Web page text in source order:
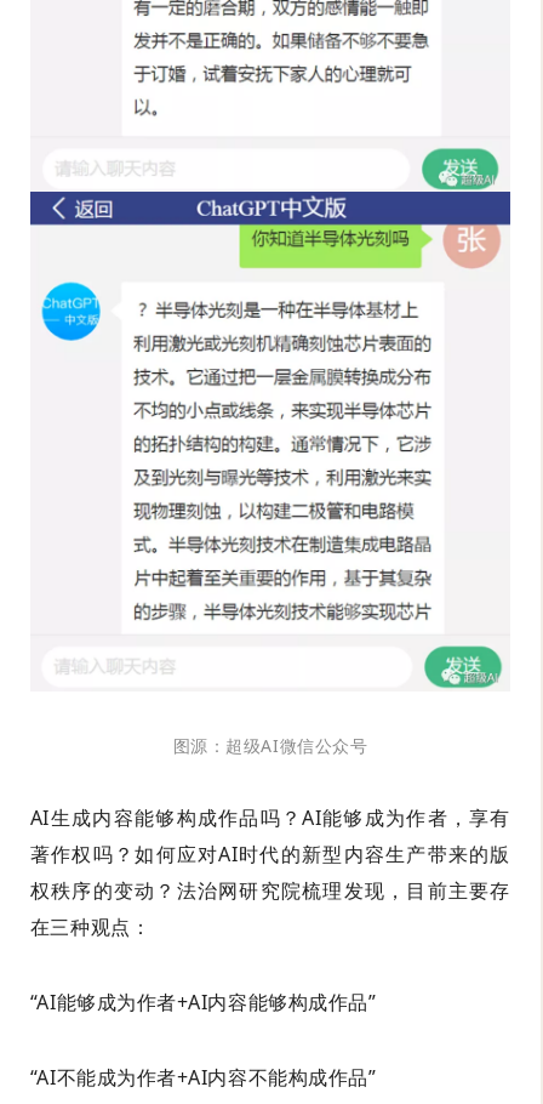
图源：超级AI微信公众号
AI生成内容能够构成作品吗？AI能够成为作者，享有
著作权吗？如何应对AI时代的新型内容生产带来的版
权秩序的变动？法治网研究院梳理发现，目前主要存
在三种观点：
“AI能够成为作者+AI内容能够构成作品”
“AI不能成为作者+AI内容不能构成作品”